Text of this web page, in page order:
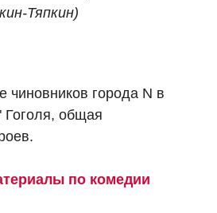
Тяпкин)
чиновников города N в
Гоголя, общая
по комедии